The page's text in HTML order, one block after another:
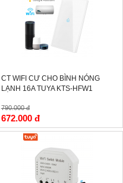
CT WIFI CƯ CHO BÌNH NÓNG
LẠNH 16A TUYA KTS-HFW1
790.000 đ
672.000 đ